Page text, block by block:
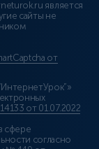
является
сайты не
от
от 01.07.2022
сфере
согласно